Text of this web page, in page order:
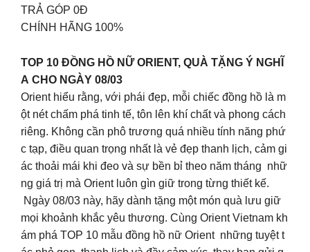
TRẢ GÓP 0Đ
CHÍNH HÃNG 100%
TOP 10 ĐỒNG HỒ NỮ ORIENT, QUÀ TẶNG Ý NGHĨ
A CHO NGÀY 08/03
Orient hiểu rằng, với phái đẹp, mỗi chiếc đồng hồ là m
ột nét chấm phá tinh tế, tôn lên khí chất và phong cách
riêng. Không cần phô trương quá nhiều tính năng phứ
c tạp, điều quan trọng nhất là vẻ đẹp thanh lịch, cảm gi
ác thoải mái khi đeo và sự bền bỉ theo năm tháng nhữ
ng giá trị mà Orient luôn gìn giữ trong từng thiết kế.
Ngày 08/03 này, hãy dành tặng một món quà lưu giữ
mọi khoảnh khắc yêu thương. Cùng Orient Vietnam kh
ám phá TOP 10 mẫu đồng hồ nữ Orient những tuyệt t